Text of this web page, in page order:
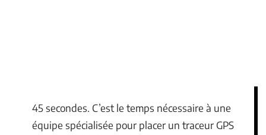
45 secondes. C’est le temps nécessaire à une
équipe spécialisée pour placer un traceur GPS